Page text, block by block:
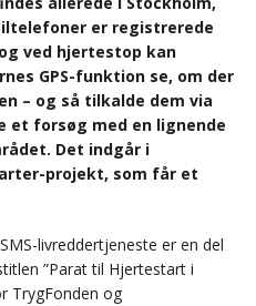
er registrerede
ved hjertestop kan
GPS-funktion se, om der
– og så tilkalde dem via
et forsøg med en lignende
Det indgår i
projekt, som får et
livreddertjeneste er en del
”Parat til Hjertestart i
TrygFonden og